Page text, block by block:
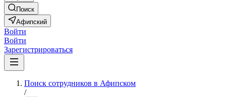
Поиск
Афипский
Войти
Войти
Зарегистрироваться
Поиск сотрудников в Афипском
/